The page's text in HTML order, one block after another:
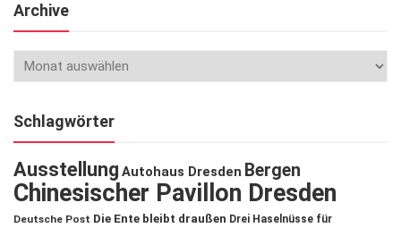
Archive
Schlagwörter
Ausstellung Autohaus Dresden Bergen
Chinesischer Pavillon Dresden
Deutsche Post Die Ente bleibt draußen Drei Haselnüsse für